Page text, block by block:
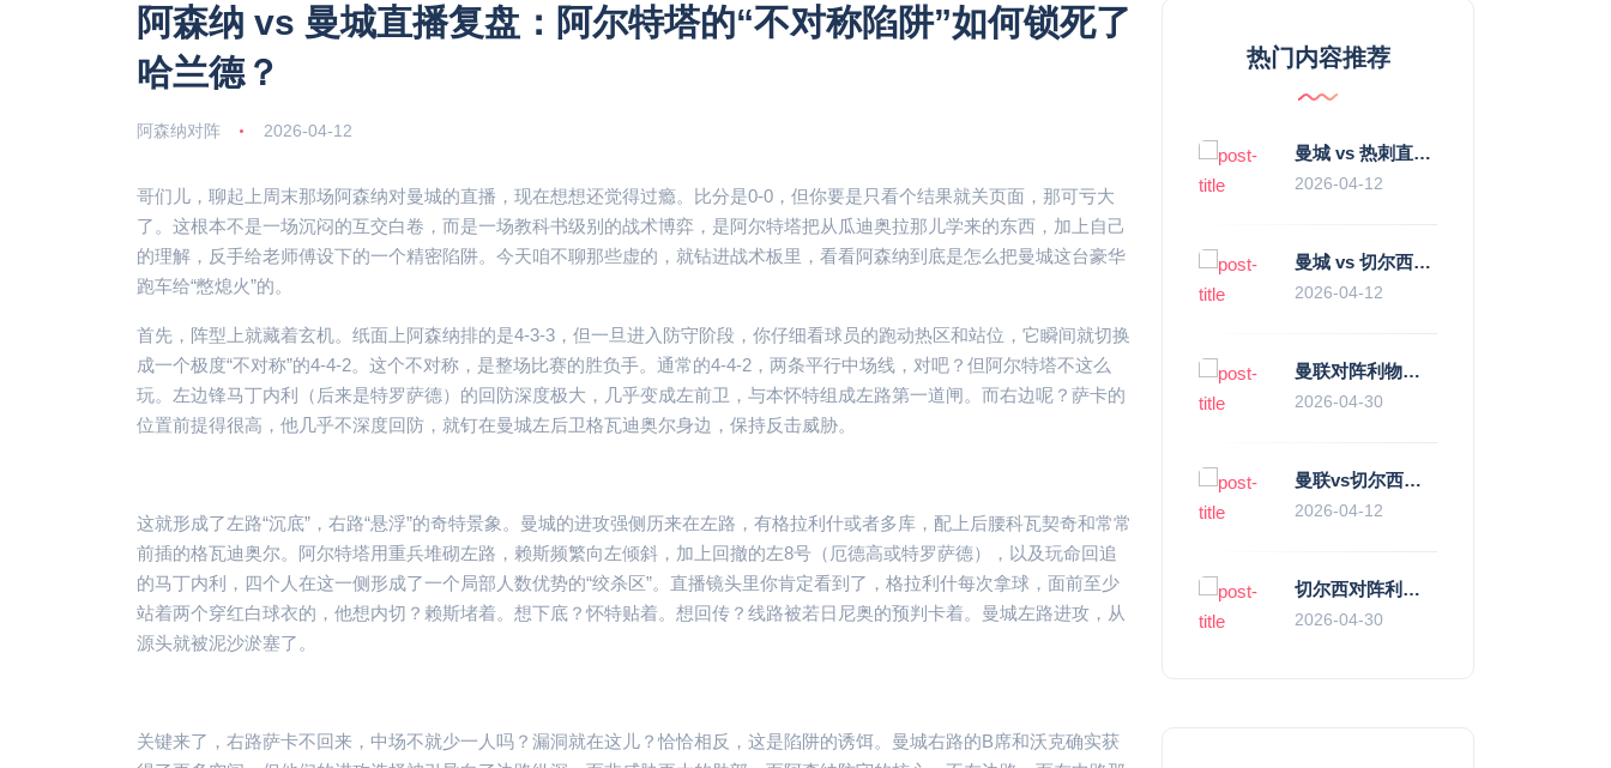
阿森纳 vs 曼城直播复盘：阿尔特塔的“不对称陷阱”如何锁死了
哈兰德？
阿森纳对阵 2026-04-12
哥们儿，聊起上周末那场阿森纳对曼城的直播，现在想想还觉得过瘾。比分是0-0，但你要是只看个结果就关页面，那可亏大
了。这根本不是一场沉闷的互交白卷，而是一场教科书级别的战术博弈，是阿尔特塔把从瓜迪奥拉那儿学来的东西，加上自己
的理解，反手给老师傅设下的一个精密陷阱。今天咱不聊那些虚的，就钻进战术板里，看看阿森纳到底是怎么把曼城这台豪华
跑车给“憋熄火”的。
首先，阵型上就藏着玄机。纸面上阿森纳排的是4-3-3，但一旦进入防守阶段，你仔细看球员的跑动热区和站位，它瞬间就切换
成一个极度“不对称”的4-4-2。这个不对称，是整场比赛的胜负手。通常的4-4-2，两条平行中场线，对吧？但阿尔特塔不这么
玩。左边锋马丁内利（后来是特罗萨德）的回防深度极大，几乎变成左前卫，与本怀特组成左路第一道闸。而右边呢？萨卡的
位置前提得很高，他几乎不深度回防，就钉在曼城左后卫格瓦迪奥尔身边，保持反击威胁。
这就形成了左路“沉底”，右路“悬浮”的奇特景象。曼城的进攻强侧历来在左路，有格拉利什或者多库，配上后腰科瓦契奇和常常
前插的格瓦迪奥尔。阿尔特塔用重兵堆砌左路，赖斯频繁向左倾斜，加上回撤的左8号（厄德高或特罗萨德），以及玩命回追
的马丁内利，四个人在这一侧形成了一个局部人数优势的“绞杀区”。直播镜头里你肯定看到了，格拉利什每次拿球，面前至少
站着两个穿红白球衣的，他想内切？赖斯堵着。想下底？怀特贴着。想回传？线路被若日尼奥的预判卡着。曼城左路进攻，从
源头就被泥沙淤塞了。
关键来了，右路萨卡不回来，中场不就少一人吗？漏洞就在这儿？恰恰相反，这是陷阱的诱饵。曼城右路的B席和沃克确实获
热门内容推荐
曼城 vs 热刺直播：瓜迪奥拉的“无锋阵”是天才设计还是自废武功？
2026-04-12
曼城 vs 切尔西直播复盘：瓜帅的“伪九”陷阱，如何绞杀蓝军的“三中卫”？
2026-04-12
曼联对阵利物浦，老特拉福德的红色心跳与蓝色暗涌
2026-04-30
曼联vs切尔西直播复盘：滕哈赫的“伪高位”与波切蒂诺的“无锋阵”，谁更拧巴？
2026-04-12
切尔西对阵利物浦，一场蓝红血脉里的恩怨与忠诚
2026-04-30